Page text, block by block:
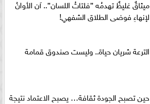
ميثاقٌ غليظٌ تهدمُه ”فلتاتُ اللسان”.. آن الأوانُ
لإنهاءِ فوضى الطلاق الشفهي!
الترعة شريان حياة.. وليست صندوق قمامة
حين تصبح الجودة ثقافة… يصبح الاعتماد نتيجة